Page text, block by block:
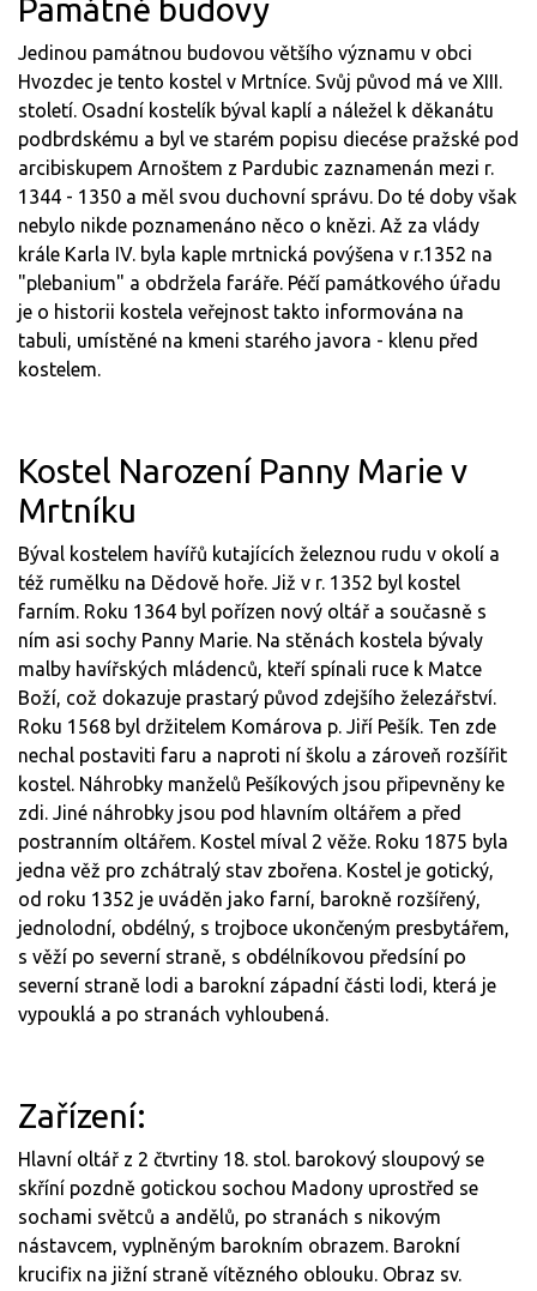
Památné budovy
Jedinou památnou budovou většího významu v obci
Hvozdec je tento kostel v Mrtníce. Svůj původ má ve XIII.
století. Osadní kostelík býval kaplí a náležel k děkanátu
podbrdskému a byl ve starém popisu diecése pražské pod
arcibiskupem Arnoštem z Pardubic zaznamenán mezi r.
1344 - 1350 a měl svou duchovní správu. Do té doby však
nebylo nikde poznamenáno něco o knězi. Až za vlády
krále Karla IV. byla kaple mrtnická povýšena v r.1352 na
"plebanium" a obdržela faráře. Péčí památkového úřadu
je o historii kostela veřejnost takto informována na
tabuli, umístěné na kmeni starého javora - klenu před
kostelem.
Kostel Narození Panny Marie v
Mrtníku
Býval kostelem havířů kutajících železnou rudu v okolí a
též rumělku na Dědově hoře. Již v r. 1352 byl kostel
farním. Roku 1364 byl pořízen nový oltář a současně s
ním asi sochy Panny Marie. Na stěnách kostela bývaly
malby havířských mládenců, kteří spínali ruce k Matce
Boží, což dokazuje prastarý původ zdejšího železářství.
Roku 1568 byl držitelem Komárova p. Jiří Pešík. Ten zde
nechal postaviti faru a naproti ní školu a zároveň rozšířit
kostel. Náhrobky manželů Pešíkových jsou připevněny ke
zdi. Jiné náhrobky jsou pod hlavním oltářem a před
postranním oltářem. Kostel míval 2 věže. Roku 1875 byla
jedna věž pro zchátralý stav zbořena. Kostel je gotický,
od roku 1352 je uváděn jako farní, barokně rozšířený,
jednolodní, obdélný, s trojboce ukončeným presbytářem,
s věží po severní straně, s obdélníkovou předsíní po
severní straně lodi a barokní západní části lodi, která je
vypouklá a po stranách vyhloubená.
Zařízení:
Hlavní oltář z 2 čtvrtiny 18. stol. barokový sloupový se
skříní pozdně gotickou sochou Madony uprostřed se
sochami světců a andělů, po stranách s nikovým
nástavcem, vyplněným barokním obrazem. Barokní
krucifix na jižní straně vítězného oblouku. Obraz sv.